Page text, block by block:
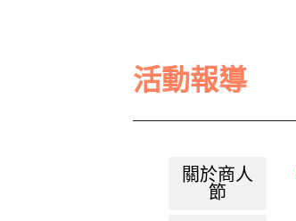
活動報導
關於商人
節